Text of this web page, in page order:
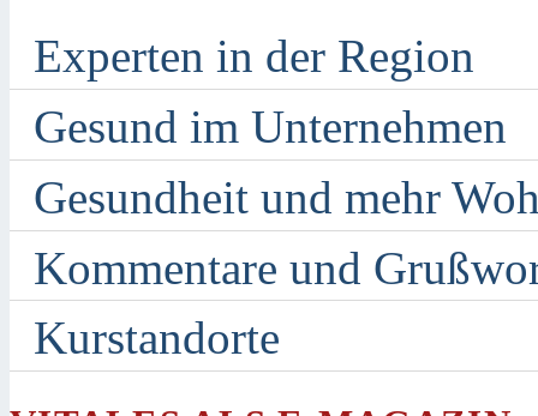
Experten in der Region
Gesund im Unternehmen
Gesundheit und mehr
Kommentare und
Kurstandorte